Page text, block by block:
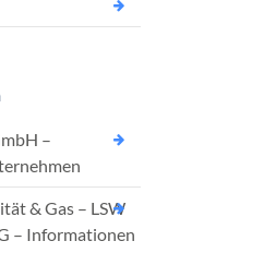
–
& Gas – LSW
– Informationen